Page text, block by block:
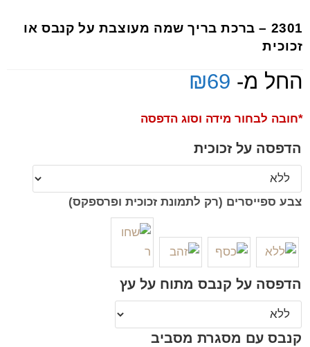
2301 – ברכת בריך שמה מעוצבת על קנבס או
זכוכית
החל מ- ₪69
*חובה לבחור מידה וסוג הדפסה
הדפסה על זכוכית
צבע ספייסרים (רק לתמונת זכוכית ופרספקס)
הדפסה על קנבס מתוח על עץ
קנבס עם מסגרת מסביב